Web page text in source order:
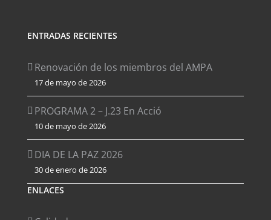
ENTRADAS RECIENTES
Renovación de los miembros del AMPA
17 de mayo de 2026
PROGRAMA 2 – J.23 En Acció
10 de mayo de 2026
DIA DE LA PAZ 2026
30 de enero de 2026
ENLACES